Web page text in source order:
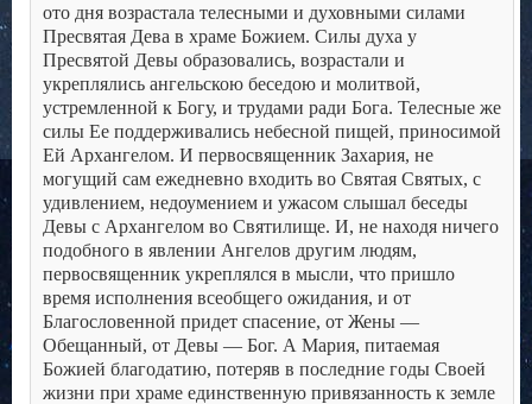
ото дня возрастала телесными и духовными силами
Пресвятая Дева в храме Божием. Силы духа у
Пресвятой Девы образовались, возрастали и
укреплялись ангельскою беседою и молитвой,
устремленной к Богу, и трудами ради Бога. Телесные же
силы Ее поддерживались небесной пищей, приносимой
Ей Архангелом. И первосвященник Захария, не
могущий сам ежедневно входить во Святая Святых, с
удивлением, недоумением и ужасом слышал беседы
Девы с Архангелом во Святилище. И, не находя ничего
подобного в явлении Ангелов другим людям,
первосвященник укреплялся в мысли, что пришло
время исполнения всеобщего ожидания, и от
Благословенной придет спасение, от Жены —
Обещанный, от Девы — Бог. А Мария, питаемая
Божией благодатию, потеряв в последние годы Своей
жизни при храме единственную привязанность к земле